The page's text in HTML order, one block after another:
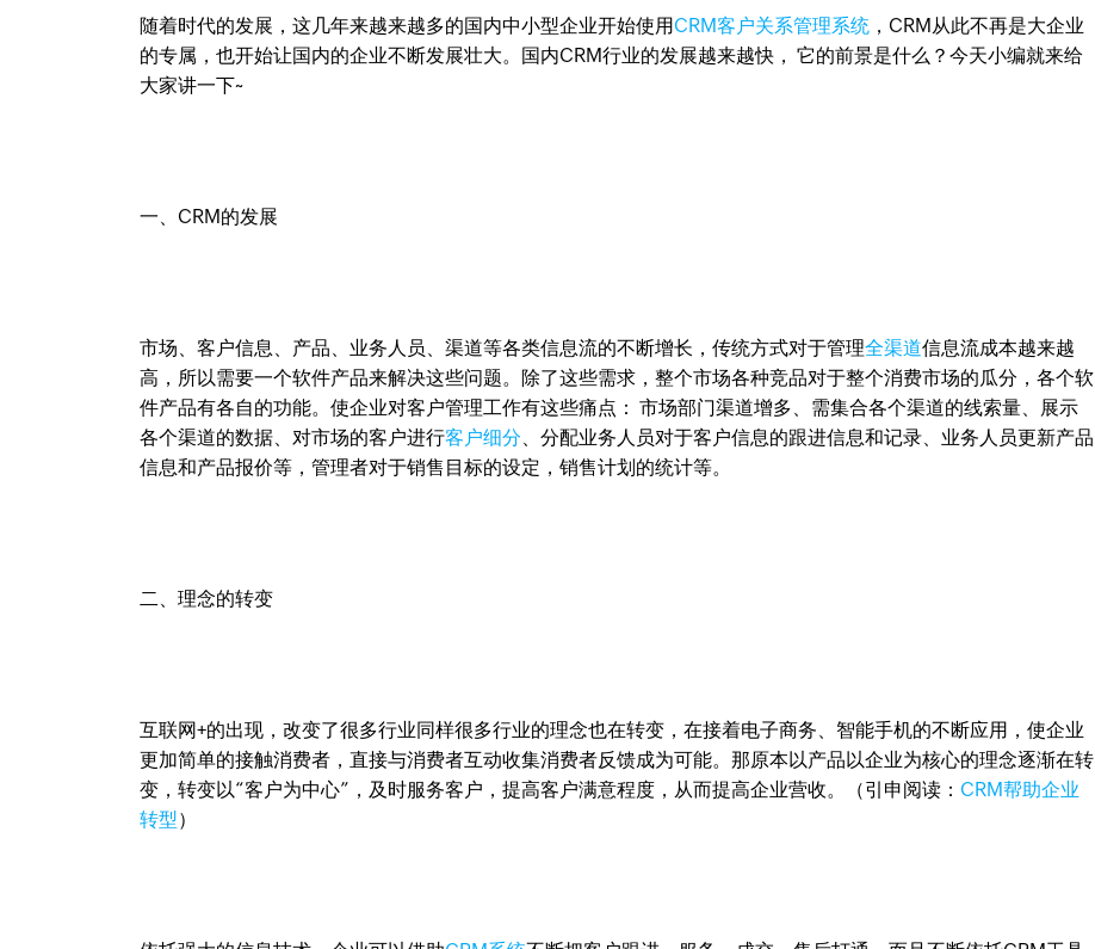
随着时代的发展，这几年来越来越多的国内中小型企业开始使用CRM客户关系管理系统 ，CRM从此不再是大企业
的专属，也开始让国内的企业不断发展壮大。国内CRM行业的发展越来越快， 它的前景是什么？今天小编就来给
大家讲一下~
一、CRM的发展
市场、客户信息、产品、业务人员、渠道等各类信息流的不断增长，传统方式对于管理全渠道信息流成本越来越
高，所以需要一个软件产品来解决这些问题。除了这些需求，整个市场各种竞品对于整个消费市场的瓜分，各个软
件产品有各自的功能。使企业对客户管理工作有这些痛点： 市场部门渠道增多、需集合各个渠道的线索量、展示
各个渠道的数据、对市场的客户进行客户细分、分配业务人员对于客户信息的跟进信息和记录、业务人员更新产品
信息和产品报价等，管理者对于销售目标的设定，销售计划的统计等。
二、理念的转变
互联网+的出现，改变了很多行业同样很多行业的理念也在转变，在接着电子商务、智能手机的不断应用，使企业
更加简单的接触消费者，直接与消费者互动收集消费者反馈成为可能。那原本以产品以企业为核心的理念逐渐在转
变，转变以“客户为中心”，及时服务客户，提高客户满意程度，从而提高企业营收。（引申阅读： CRM帮助企业
转型）